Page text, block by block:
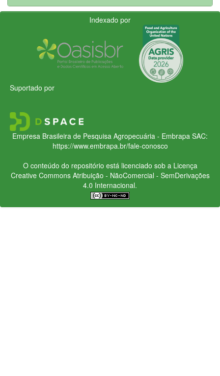
Indexado por
Suportado por
Empresa Brasileira de Pesquisa Agropecuária - Embrapa SAC:
https://www.embrapa.br/fale-conosco
O conteúdo do repositório está licenciado sob a Licença
Creative CommonsAtribuição - NãoComercial - SemDerivações
4.0 Internacional.